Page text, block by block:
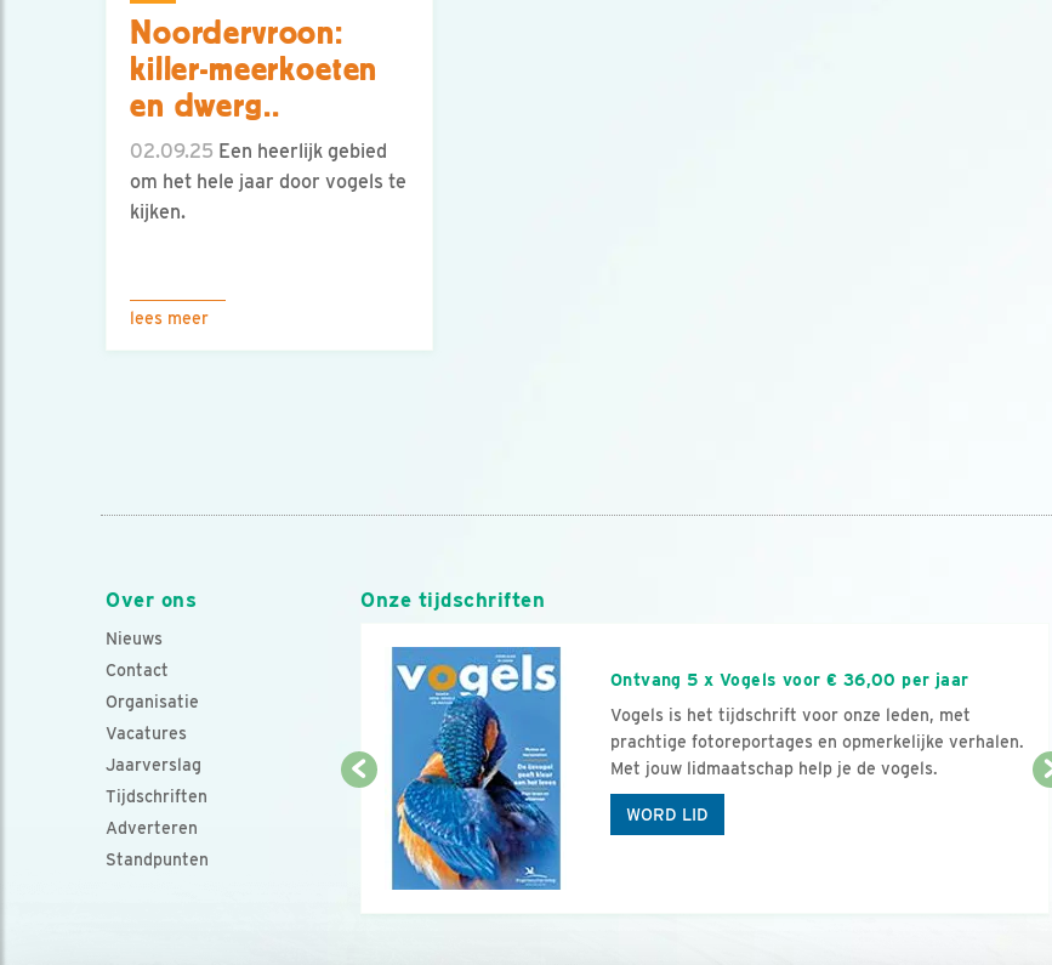
Noordervroon:
killer-meerkoeten
en dwerg..
02.09.25 Een heerlijk gebied
om het hele jaar door vogels te
kijken.
lees meer
Over ons
Nieuws
Contact
Organisatie
Vacatures
Jaarverslag
Tijdschriften
Adverteren
Standpunten
Onze tijdschriften
Ontvang 5 x Vogels voor € 36,00 per jaar
Vogels is het tijdschrift voor onze leden, met
prachtige fotoreportages en opmerkelijke verhalen.
Met jouw lidmaatschap help je de vogels.
WORD LID